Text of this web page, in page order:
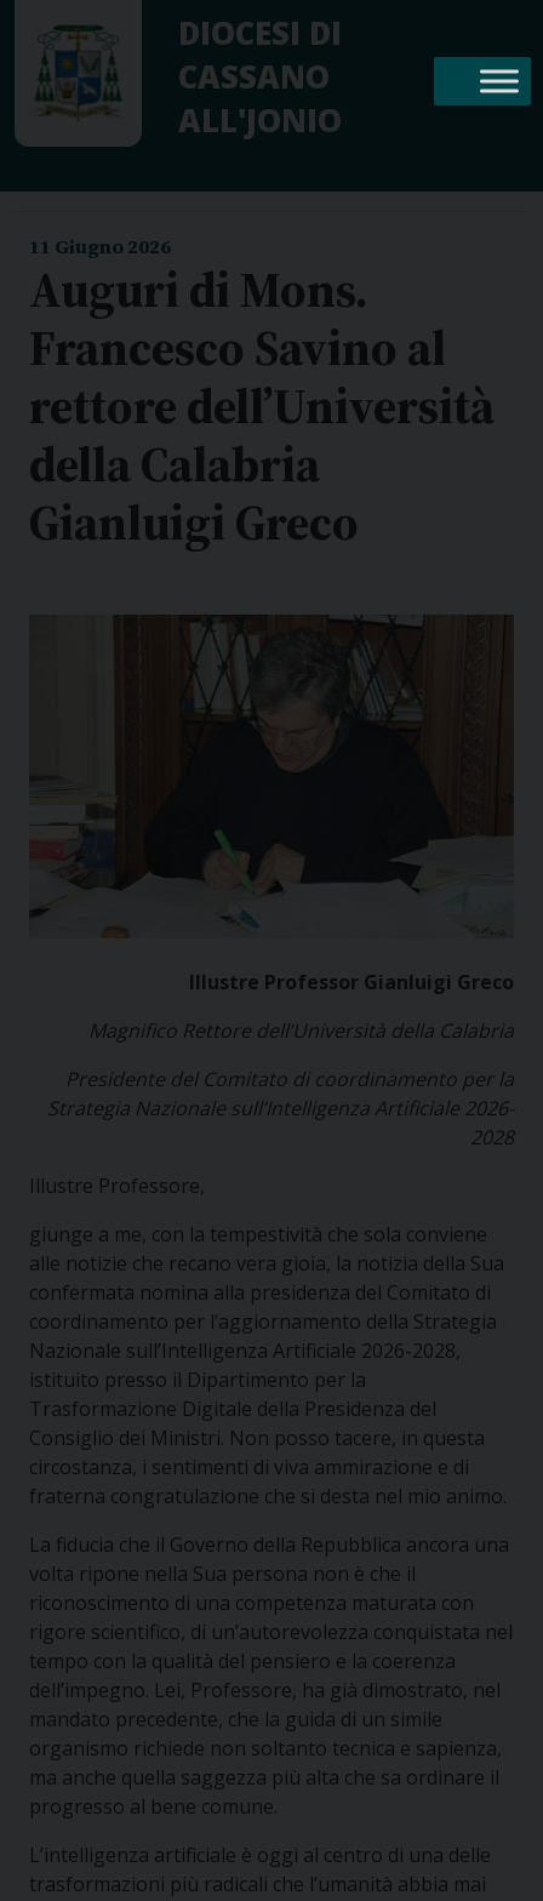
content
DIOCESI DI
CASSANO
ALL'JONIO
11 Giugno 2026
Auguri di Mons.
Francesco Savino al
rettore dell’Università
della Calabria
Gianluigi Greco
Illustre Professor Gianluigi Greco
Magnifico Rettore dell’Università della Calabria
Presidente del Comitato di coordinamento per la
Strategia Nazionale sull’Intelligenza Artificiale 2026-
2028
Illustre Professore,
giunge a me, con la tempestività che sola conviene
alle notizie che recano vera gioia, la notizia della Sua
confermata nomina alla presidenza del Comitato di
coordinamento per l’aggiornamento della Strategia
Nazionale sull’Intelligenza Artificiale 2026-2028,
istituito presso il Dipartimento per la
Trasformazione Digitale della Presidenza del
Consiglio dei Ministri. Non posso tacere, in questa
circostanza, i sentimenti di viva ammirazione e di
fraterna congratulazione che si desta nel mio animo.
La fiducia che il Governo della Repubblica ancora una
volta ripone nella Sua persona non è che il
riconoscimento di una competenza maturata con
rigore scientifico, di un’autorevolezza conquistata nel
tempo con la qualità del pensiero e la coerenza
dell’impegno. Lei, Professore, ha già dimostrato, nel
mandato precedente, che la guida di un simile
organismo richiede non soltanto tecnica e sapienza,
ma anche quella saggezza più alta che sa ordinare il
progresso al bene comune.
L’intelligenza artificiale è oggi al centro di una delle
trasformazioni più radicali che l’umanità abbia mai